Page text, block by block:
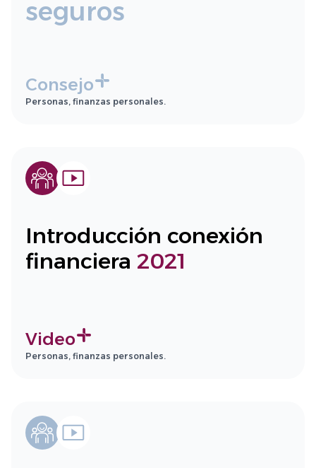
seguros
Consejo
Personas, finanzas personales.
Introducción conexión
financiera 2021
Video
Personas, finanzas personales.